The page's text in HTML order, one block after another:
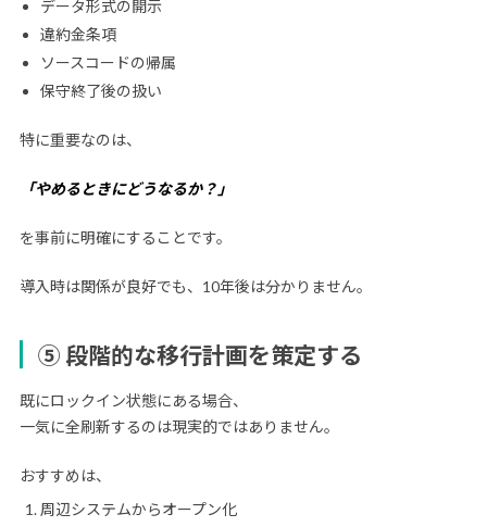
データ形式の開示
違約金条項
ソースコードの帰属
保守終了後の扱い
特に重要なのは、
「やめるときにどうなるか？」
を事前に明確にすることです。
導入時は関係が良好でも、10年後は分かりません。
⑤ 段階的な移行計画を策定する
既にロックイン状態にある場合、
一気に全刷新するのは現実的ではありません。
おすすめは、
周辺システムからオープン化